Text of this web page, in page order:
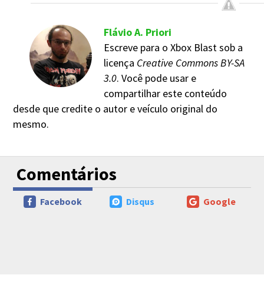
Flávio A. Priori
Escreve para o Xbox Blast sob a
licença Creative Commons BY-SA
3.0. Você pode usar e
compartilhar este conteúdo
desde que credite o autor e veículo original do
mesmo.
Comentários
Google
Disqus
Facebook